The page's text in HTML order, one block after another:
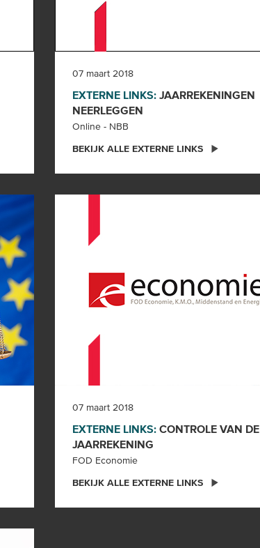
07 maart 2018
EXTERNE LINKS:JAARREKENINGEN
NEERLEGGEN
Online - NBB
BEKIJK ALLE EXTERNE LINKS
07 maart 2018
EXTERNE LINKS:CONTROLE VAN DE
JAARREKENING
FOD Economie
BEKIJK ALLE EXTERNE LINKS